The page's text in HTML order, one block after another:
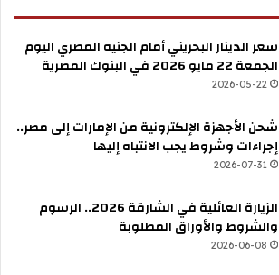
سعر الدينار البحريني أمام الجنيه المصري اليوم
الجمعة 22 مايو 2026 في البنوك المصرية
2026-05-22
شحن الأجهزة الإلكترونية من الإمارات إلى مصر..
إجراءات وشروط يجب الانتباه إليها
2026-07-31
الزيارة العائلية في الشارقة 2026.. الرسوم
والشروط والأوراق المطلوبة
2026-06-08